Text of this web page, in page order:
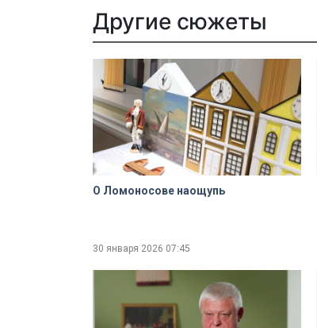
Другие сюжеты
О Ломоносове наощупь
30 января 2026 07:45